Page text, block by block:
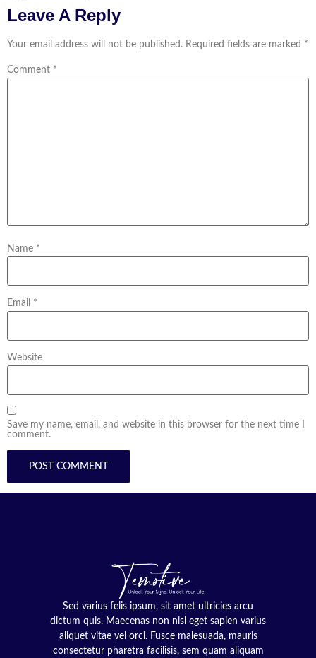
Leave A Reply
Your email address will not be published. Required fields are marked *
Comment *
Name *
Email *
Website
Save my name, email, and website in this browser for the next time I
comment.
Sed varius felis ipsum, sit amet ultricies arcu
dictum quis. Maecenas non nisl eget sapien varius
aliquet vitae vel orci. Fusce malesuada, mauris
consectetur pharetra facilisis, sem quam aliquam